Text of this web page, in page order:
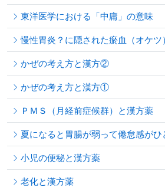
東洋医学における「中庸」の意味
慢性胃炎？に隠された瘀血（オケツ
かぜの考え方と漢方②
かぜの考え方と漢方①
ＰＭＳ（月経前症候群）と漢方薬
夏になると胃腸が弱って倦怠感がひ
小児の便秘と漢方薬
老化と漢方薬